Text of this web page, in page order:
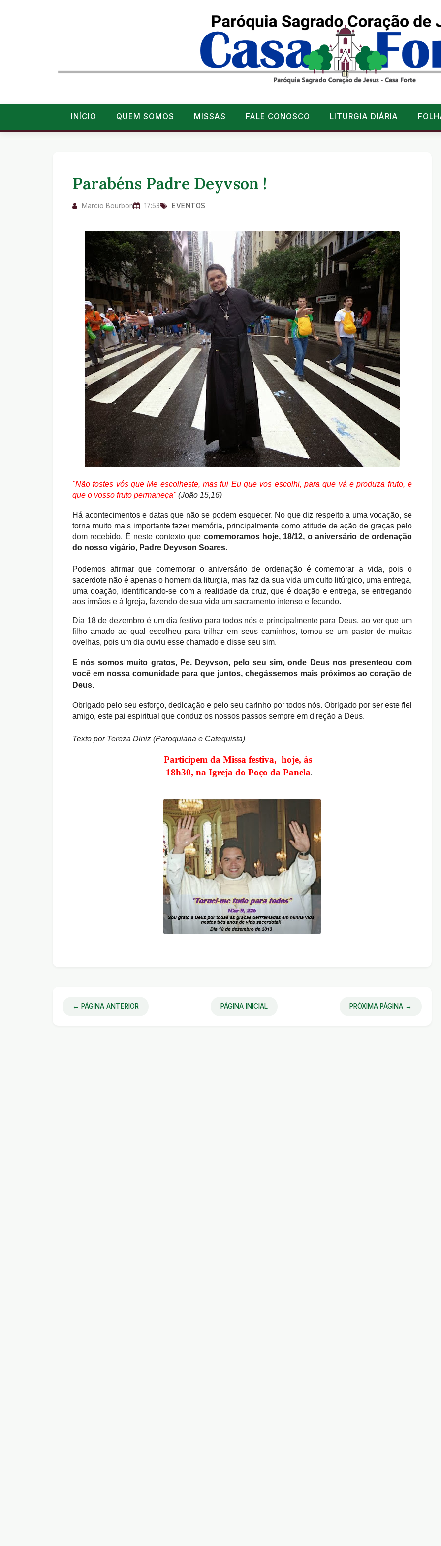
INÍCIO QUEM SOMOS MISSAS FALE CONOSCO LITURGIA DIÁRIA
Parabéns Padre Deyvson !
Marcio Bourbon 17:53 EVENTOS
"Não fostes vós que Me escolheste, mas fui Eu que vos escolhi, para que vá e produza fruto, e
que o vosso fruto permaneça"(João 15,16)
Há acontecimentos e datas que não se podem esquecer. No que diz respeito a uma vocação, se
torna muito mais importante fazer memória, principalmente como atitude de ação de graças pelo
dom recebido. É neste contexto que comemoramos hoje, 18/12, o aniversário de ordenação
do nosso vigário, Padre Deyvson Soares.
Podemos afirmar que comemorar o aniversário de ordenação é comemorar a vida, pois o
sacerdote não é apenas o homem da liturgia, mas faz da sua vida um culto litúrgico, uma entrega,
uma doação, identificando-se com a realidade da cruz, que é doação e entrega, se entregando
aos irmãos e à Igreja, fazendo de sua vida um sacramento intenso e fecundo.
Dia 18 de dezembro é um dia festivo para todos nós e principalmente para Deus, ao ver que um
filho amado ao qual escolheu para trilhar em seus caminhos, tornou-se um pastor de muitas
ovelhas, pois um dia ouviu esse chamado e disse seu sim.
E nós somos muito gratos, Pe. Deyvson, pelo seu sim, onde Deus nos presenteou com
você em nossa comunidade para que juntos, chegássemos mais próximos ao coração de
Deus.
Obrigado pelo seu esforço, dedicação e pelo seu carinho por todos nós. Obrigado por ser este fiel
amigo, este pai espiritual que conduz os nossos passos sempre em direção a Deus.
Texto por Tereza Diniz (Paroquiana e Catequista)
Participem da Missa festiva, hoje, às
18h30, na Igreja do Poço da Panela.
← PÁGINA ANTERIOR PÁGINA INICIAL PRÓXIMA PÁGINA →